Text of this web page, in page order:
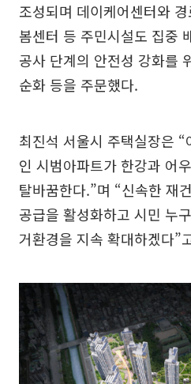
조성되며 데이케어센터와
봄센터 등 주민시설도 집중
공사 단계의 안전성 강화를
순화 등을 주문했다.
최진석 서울시 주택실장은
인 시범아파트가 한강과 어
탈바꿈한다.”며 “신속한 재
공급을 활성화하고 시민 누
거환경을 지속 확대하겠다”